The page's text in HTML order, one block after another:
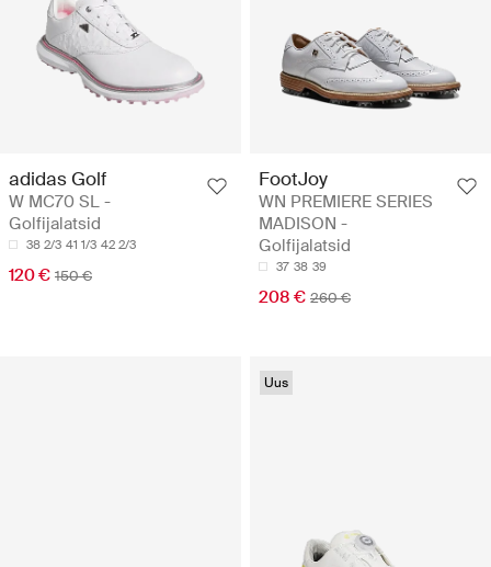
adidas Golf
W MC70 SL -
Golfijalatsid
38 2/3 41 1/3 42 2/3
120 € 150 €
FootJoy
WN PREMIERE SERIES
MADISON -
Golfijalatsid
37 38 39
208 € 260 €
Uus